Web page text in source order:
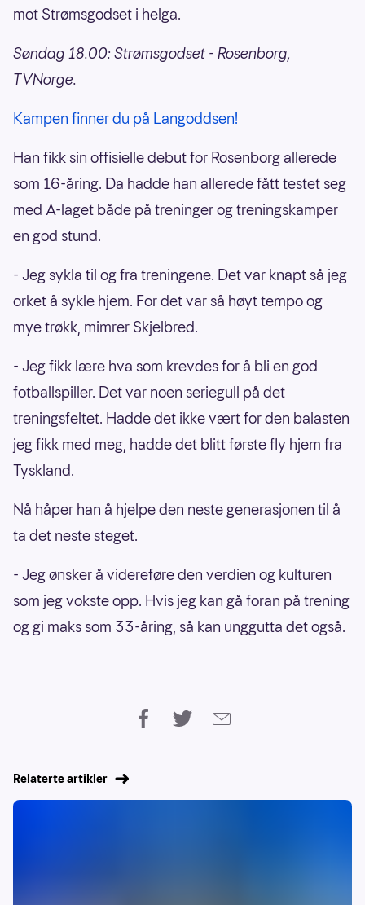
mot Strømsgodset i helga.
Søndag 18.00: Strømsgodset - Rosenborg,
TVNorge.
Kampen finner du på Langoddsen!
Han fikk sin offisielle debut for Rosenborg allerede
som 16-åring. Da hadde han allerede fått testet seg
med A-laget både på treninger og treningskamper
en god stund.
- Jeg sykla til og fra treningene. Det var knapt så jeg
orket å sykle hjem. For det var så høyt tempo og
mye trøkk, mimrer Skjelbred.
- Jeg fikk lære hva som krevdes for å bli en god
fotballspiller. Det var noen seriegull på det
treningsfeltet. Hadde det ikke vært for den balasten
jeg fikk med meg, hadde det blitt første fly hjem fra
Tyskland.
Nå håper han å hjelpe den neste generasjonen til å
ta det neste steget.
- Jeg ønsker å videreføre den verdien og kulturen
som jeg vokste opp. Hvis jeg kan gå foran på trening
og gi maks som 33-åring, så kan unggutta det også.
Relaterte artikler